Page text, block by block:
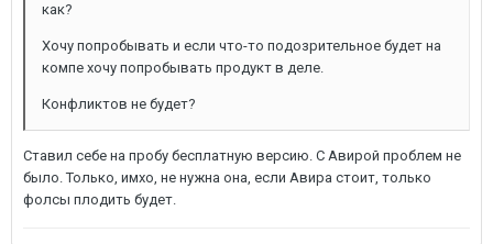
как?
Хочу попробывать и если что-то подозрительное будет на
компе хочу попробывать продукт в деле.
Конфликтов не будет?
Ставил себе на пробу бесплатную версию. С Авирой проблем не
было. Только, имхо, не нужна она, если Авира стоит, только
фолсы плодить будет.